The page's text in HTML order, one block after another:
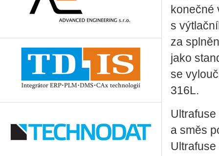
konečné
s
za
jako
se
316L.
a směs